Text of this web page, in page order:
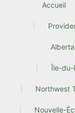
Accueil
Alberta
Île-du-
Northwest
Nouvelle-